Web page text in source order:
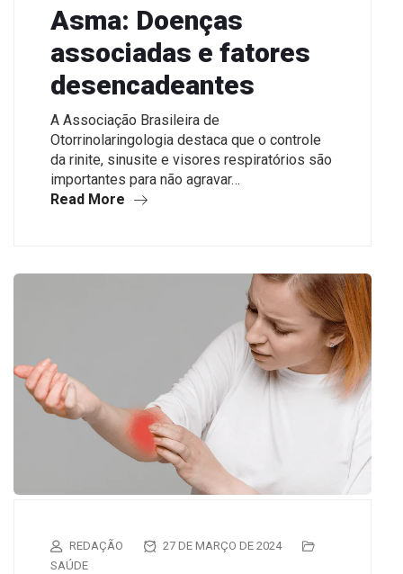
Asma: Doenças
associadas e fatores
desencadeantes
A Associação Brasileira de
Otorrinolaringologia destaca que o controle
da rinite, sinusite e visores respiratórios são
importantes para não agravar…
Read More
REDAÇÃO
27 DE MARÇO DE 2024
SAÚDE